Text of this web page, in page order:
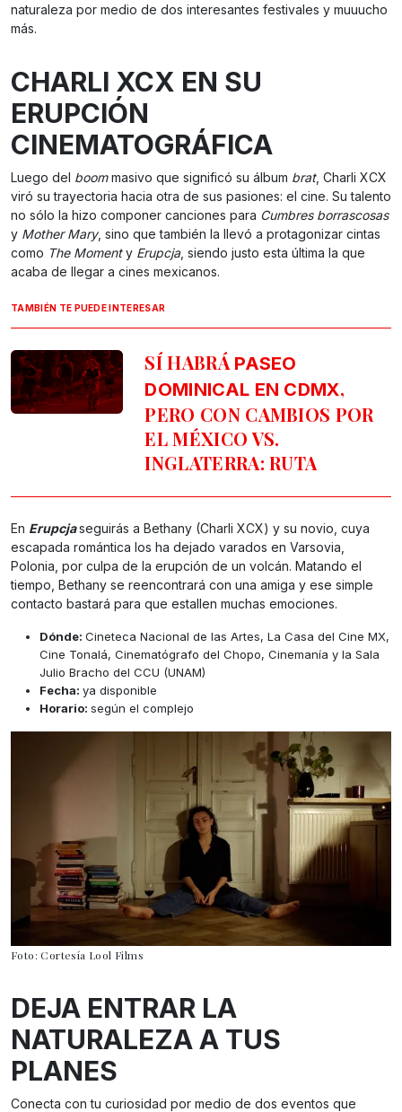
naturaleza por medio de dos interesantes festivales y muuucho
más.
CHARLI XCX EN SU
ERUPCIÓN
CINEMATOGRÁFICA
Luego del boommasivo que significó su álbum brat, Charli XCX
viró su trayectoria hacia otra de sus pasiones: el cine. Su talento
no sólo la hizo componer canciones para Cumbres borrascosas
y Mother Mary, sino que también la llevó a protagonizar cintas
como The Momenty Erupcja, siendo justo esta última la que
acaba de llegar a cines mexicanos.
TAMBIÉN TE PUEDE INTERESAR
SÍ HABRÁ PASEO
DOMINICAL EN CDMX,
PERO CON CAMBIOS POR
EL MÉXICO VS.
INGLATERRA: RUTA
En Erupcjaseguirás a Bethany (Charli XCX) y su novio, cuya
escapada romántica los ha dejado varados en Varsovia,
Polonia, por culpa de la erupción de un volcán. Matando el
tiempo, Bethany se reencontrará con una amiga y ese simple
contacto bastará para que estallen muchas emociones.
Dónde: Cineteca Nacional de las Artes, La Casa del Cine MX,
Cine Tonalá, Cinematógrafo del Chopo, Cinemanía y la Sala
Julio Bracho del CCU (UNAM)
Fecha: ya disponible
Horario: según el complejo
Foto: Cortesía Lool Films
DEJA ENTRAR LA
NATURALEZA A TUS
PLANES
Conecta con tu curiosidad por medio de dos eventos que